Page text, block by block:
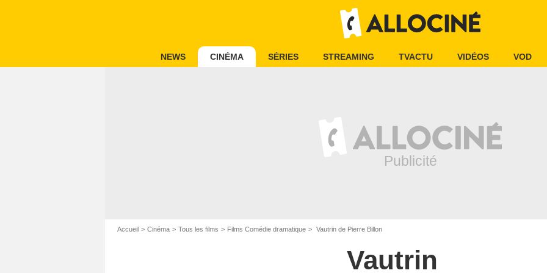
NEWS CINÉMA SÉRIES STREAMING TVACTU VIDÉOS VOD
Accueil Cinéma Tous les films Films Comédie dramatique Vautrin de Pierre Billon
Vautrin